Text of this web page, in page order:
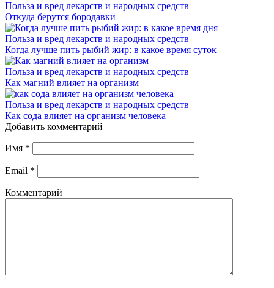
Польза и вред лекарств и народных средств
Откуда берутся бородавки
Польза и вред лекарств и народных средств
Когда лучше пить рыбий жир: в какое время суток
Польза и вред лекарств и народных средств
Как магний влияет на организм
Польза и вред лекарств и народных средств
Как сода влияет на организм человека
Добавить комментарий
Имя *
Email *
Комментарий